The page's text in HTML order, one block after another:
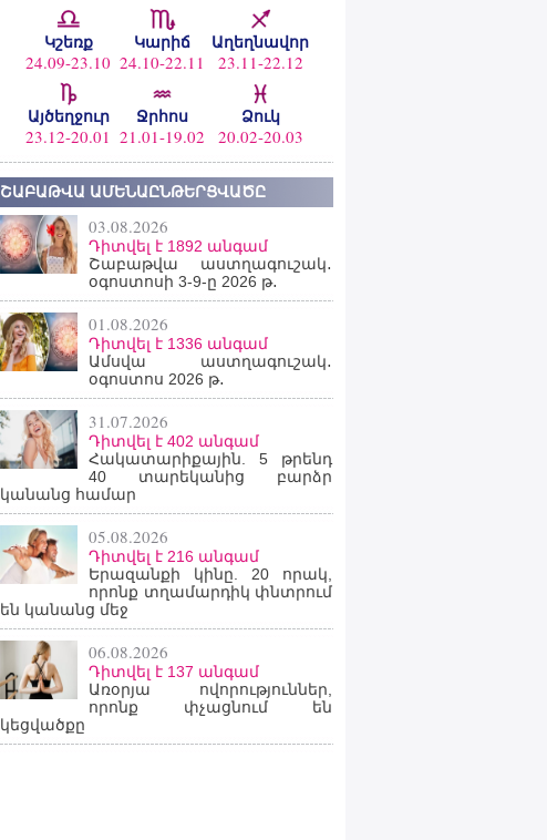
Կշեռք
24.09-23.10
Կարիճ
24.10-22.11
Աղեղնավոր
23.11-22.12
Այծեղջուր
23.12-20.01
Ջրհոս
21.01-19.02
Ձուկ
20.02-20.03
ՇԱԲԱԹՎԱ ԱՄԵՆԱԸՆԹԵՐՑՎԱԾԸ
03.08.2026
Դիտվել է 1892 անգամ
Շաբաթվա աստղագուշակ․
օգոստոսի 3-9-ը 2026 թ․
01.08.2026
Դիտվել է 1336 անգամ
Ամսվա աստղագուշակ․
օգոստոս 2026 թ․
31.07.2026
Դիտվել է 402 անգամ
Հակատարիքային. 5 թրենդ
40 տարեկանից բարձր
կանանց համար
05.08.2026
Դիտվել է 216 անգամ
Երազանքի կինը. 20 որակ,
որոնք տղամարդիկ փնտրում
են կանանց մեջ
06.08.2026
Դիտվել է 137 անգամ
Առօրյա ովորություններ,
որոնք փչացնում են
կեցվածքը